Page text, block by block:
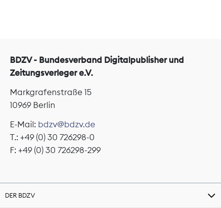
BDZV - Bundesverband Digitalpublisher und
Zeitungsverleger e.V.
Markgrafenstraße 15
10969 Berlin
E-Mail: bdzv@bdzv.de
T.: +49 (0) 30 726298-0
F: +49 (0) 30 726298-299
DER BDZV